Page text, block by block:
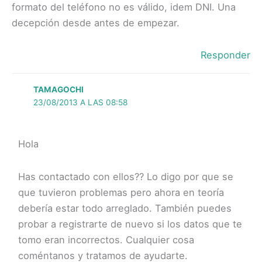
formato del teléfono no es válido, idem DNI. Una
decepción desde antes de empezar.
Responder
TAMAGOCHI
23/08/2013 A LAS 08:58
Hola
Has contactado con ellos?? Lo digo por que se
que tuvieron problemas pero ahora en teoría
debería estar todo arreglado. También puedes
probar a registrarte de nuevo si los datos que te
tomo eran incorrectos. Cualquier cosa
coméntanos y tratamos de ayudarte.